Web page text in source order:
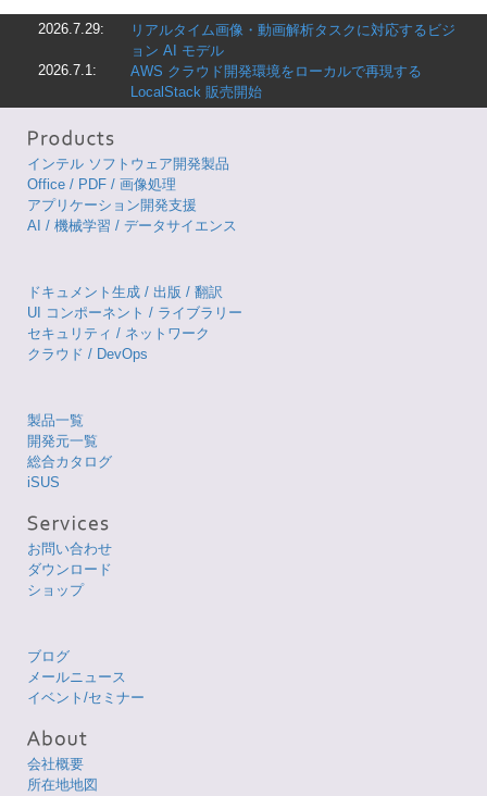
2026.7.29:
リアルタイム画像・動画解析タスクに対応するビジ
ョン AI モデル
2026.7.1:
AWS クラウド開発環境をローカルで再現する
LocalStack 販売開始
インテル ソフトウェア開発製品
Office / PDF / 画像処理
アプリケーション開発支援
AI / 機械学習 / データサイエンス
ドキュメント生成 / 出版 / 翻訳
UI コンポーネント / ライブラリー
セキュリティ / ネットワーク
クラウド / DevOps
製品一覧
開発元一覧
総合カタログ
iSUS
お問い合わせ
ダウンロード
ショップ
ブログ
メールニュース
イベント/セミナー
会社概要
所在地地図